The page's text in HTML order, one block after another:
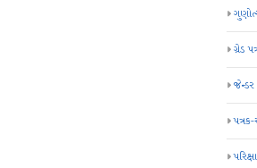
ગ્રેડ